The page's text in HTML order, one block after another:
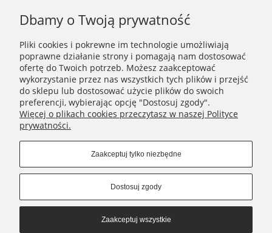
INFORMACJE
POMOC
MOJE KONTO
Dbamy o Twoją prywatność
Pliki cookies i pokrewne im technologie umożliwiają
poprawne działanie strony i pomagają nam dostosować
ofertę do Twoich potrzeb. Możesz zaakceptować
wykorzystanie przez nas wszystkich tych plików i przejść
do sklepu lub dostosować użycie plików do swoich
preferencji, wybierając opcję "Dostosuj zgody".
Więcej o plikach cookies przeczytasz w naszej Polityce
prywatności.
Zaakceptuj tylko niezbędne
Dostosuj zgody
Zaakceptuj wszystkie